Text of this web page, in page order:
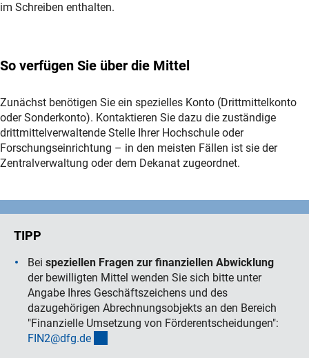
im Schreiben enthalten.
So verfügen Sie über die Mittel
Zunächst benötigen Sie ein spezielles Konto (Drittmittelkonto
oder Sonderkonto). Kontaktieren Sie dazu die zuständige
drittmittelverwaltende Stelle Ihrer Hochschule oder
Forschungseinrichtung – in den meisten Fällen ist sie der
Zentralverwaltung oder dem Dekanat zugeordnet.
Bei speziellen Fragen zur finanziellen Abwicklung
der bewilligten Mittel wenden Sie sich bitte unter
Angabe Ihres Geschäftszeichens und des
dazugehörigen Abrechnungsobjekts an den Bereich
"Finanzielle Umsetzung von Förderentscheidungen":
FIN2@dfg.de